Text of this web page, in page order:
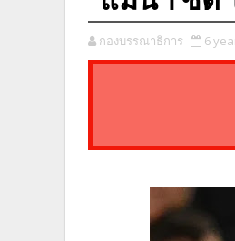
กองบรรณาธิการ 6